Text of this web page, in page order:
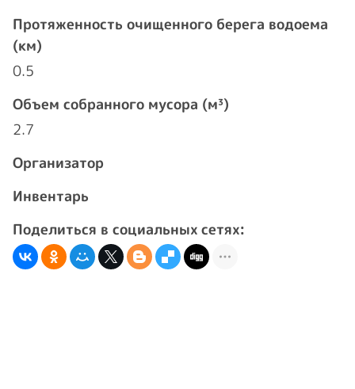
Протяженность очищенного берега водоема
(км)
0.5
Объем собранного мусора (м³)
2.7
Организатор
Инвентарь
Поделиться в социальных сетях: